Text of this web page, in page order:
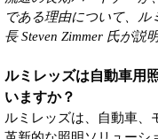
である理由について、
長 Steven Zimmer 氏が説
ルミレッズは自動車用
いますか？
ルミレッズは、自動車、